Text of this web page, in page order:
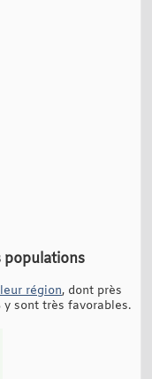
populations
région, dont près
sont très favorables.